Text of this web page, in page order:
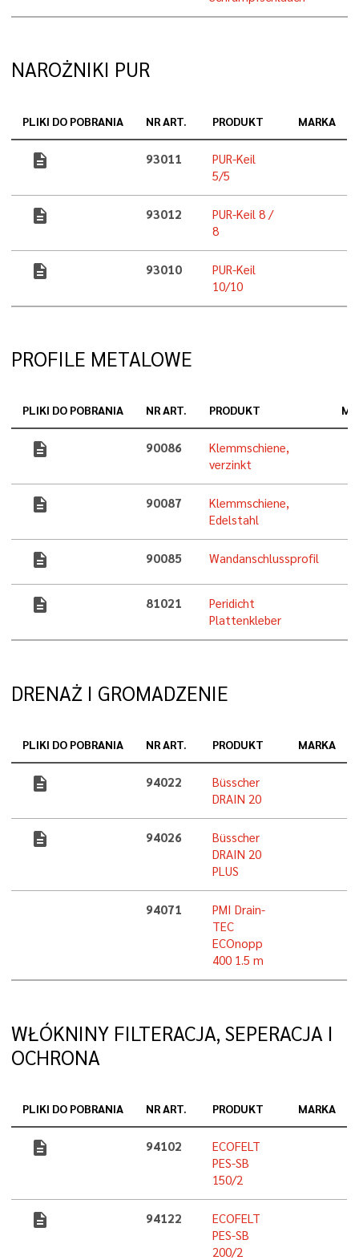
NAROŻNIKI PUR
PLIKI DO POBRANIA NR ART. PRODUKT MARKA
description 93011
PUR-Keil
5/5
description 93012
PUR-Keil 8 /
8
description 93010
PUR-Keil
10/10
PROFILE METALOWE
PLIKI DO POBRANIA NR ART. PRODUKT
description 90086
Klemmschiene,
verzinkt
description 90087
Klemmschiene,
Edelstahl
description 90085 Wandanschlussprofil
description 81021
Peridicht
Plattenkleber
DRENAŻ I GROMADZENIE
PLIKI DO POBRANIA NR ART. PRODUKT MARKA
description 94022
Büsscher
DRAIN 20
description 94026
Büsscher
DRAIN 20
PLUS
94071
PMI Drain-
TEC
ECOnopp
400 1.5 m
WŁÓKNINY FILTERACJA, SEPERACJA I
OCHRONA
PLIKI DO POBRANIA NR ART. PRODUKT MARKA
description 94102
ECOFELT
PES-SB
150/2
description 94122
ECOFELT
PES-SB
200/2